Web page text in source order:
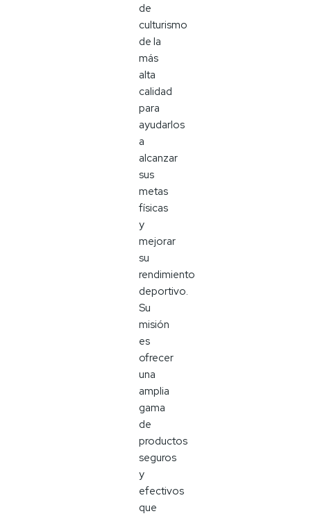
de
culturismo
de la
más
alta
calidad
para
ayudarlos
a
alcanzar
sus
metas
físicas
y
mejorar
su
rendimiento
deportivo.
Su
misión
es
ofrecer
una
amplia
gama
de
productos
seguros
y
efectivos
que